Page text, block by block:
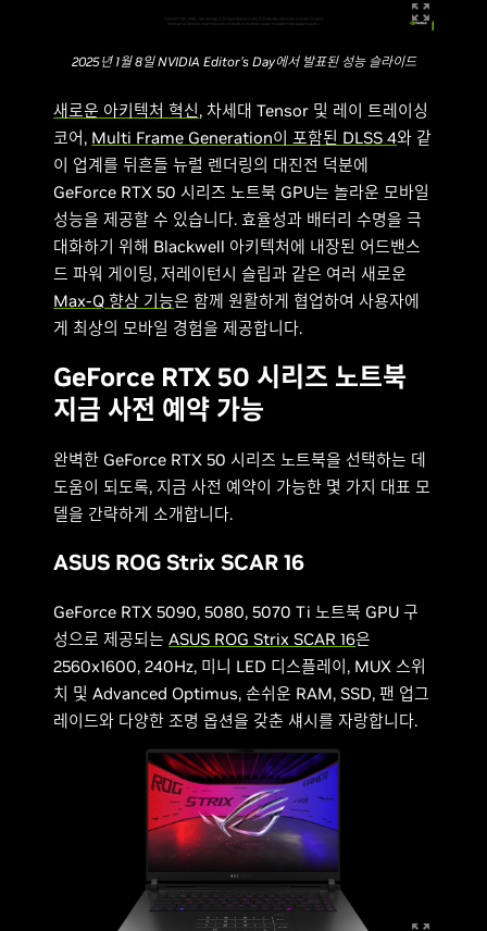
2025년 1월 8일 NVIDIA Editor’s Day에서 발표된 성능 슬라이드
새로운 아키텍처 혁신, 차세대 Tensor 및 레이 트레이싱
코어, Multi Frame Generation이 포함된 DLSS 4와 같
이 업계를 뒤흔들 뉴럴 렌더링의 대진전 덕분에
GeForce RTX 50 시리즈 노트북 GPU는 놀라운 모바일
성능을 제공할 수 있습니다. 효율성과 배터리 수명을 극
대화하기 위해 Blackwell 아키텍처에 내장된 어드밴스
드 파워 게이팅, 저레이턴시 슬립과 같은 여러 새로운
Max-Q 향상 기능은 함께 원활하게 협업하여 사용자에
게 최상의 모바일 경험을 제공합니다.
GeForce RTX 50 시리즈 노트북
지금 사전 예약 가능
완벽한 GeForce RTX 50 시리즈 노트북을 선택하는 데
도움이 되도록, 지금 사전 예약이 가능한 몇 가지 대표 모
델을 간략하게 소개합니다.
ASUS ROG Strix SCAR 16
GeForce RTX 5090, 5080, 5070 Ti 노트북 GPU 구
성으로 제공되는ASUS ROG Strix SCAR 16은
2560x1600, 240Hz, 미니 LED 디스플레이, MUX 스위
치 및 Advanced Optimus, 손쉬운 RAM, SSD, 팬 업그
레이드와 다양한 조명 옵션을 갖춘 섀시를 자랑합니다.